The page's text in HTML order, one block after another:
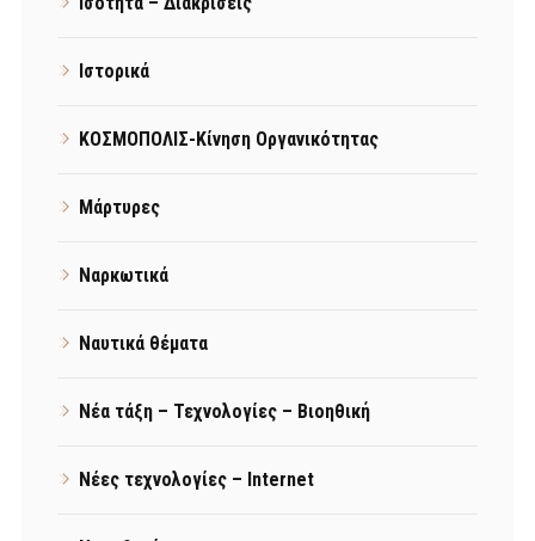
Ιστορικά
ΚΟΣΜΟΠΟΛΙΣ-Κίνηση Οργανικότητας
Μάρτυρες
Ναρκωτικά
Ναυτικά θέματα
Νέα τάξη – Τεχνολογίες – Βιοηθική
Νέες τεχνολογίες – Internet